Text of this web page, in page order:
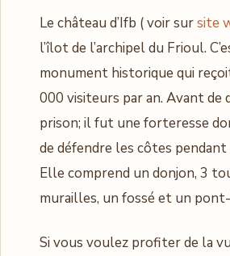
Le château d’Ifb ( voir sursite
l’îlot de l’archipel du Frioul.
monument historique qui
000 visiteurs par an. Avant de
prison; il fut une forteresse
de défendre les côtes pendant
Elle comprend un donjon, 3
murailles, un fossé et un
Si vous voulez profiter de la